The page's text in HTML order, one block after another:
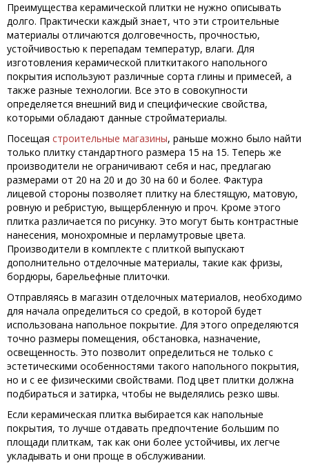
Преимущества керамической плитки не нужно описывать
долго. Практически каждый знает, что эти строительные
материалы отличаются долговечность, прочностью,
устойчивостью к перепадам температур, влаги. Для
изготовления керамической плиткитакого напольного
покрытия используют различные сорта глины и примесей, а
также разные технологии. Все это в совокупности
определяется внешний вид и специфические свойства,
которыми обладают данные стройматериалы.
Посещая строительные магазины, раньше можно было найти
только плитку стандартного размера 15 на 15. Теперь же
производители не ограничивают себя и нас, предлагаю
размерами от 20 на 20 и до 30 на 60 и более. Фактура
лицевой стороны позволяет плитку на блестящую, матовую,
ровную и ребристую, выщербленную и проч. Кроме этого
плитка различается по рисунку. Это могут быть контрастные
нанесения, монохромные и перламутровые цвета.
Производители в комплекте с плиткой выпускают
дополнительно отделочные материалы, такие как фризы,
бордюры, барельефные плиточки.
Отправляясь в магазин отделочных материалов, необходимо
для начала определиться со средой, в которой будет
использована напольное покрытие. Для этого определяются
точно размеры помещения, обстановка, назначение,
освещенность. Это позволит определиться не только с
эстетическими особенностями такого напольного покрытия,
но и с ее физическими свойствами. Под цвет плитки должна
подбираться и затирка, чтобы не выделялись резко швы.
Если керамическая плитка выбирается как напольные
покрытия, то лучше отдавать предпочтение большим по
площади плиткам, так как они более устойчивы, их легче
укладывать и они проще в обслуживании.